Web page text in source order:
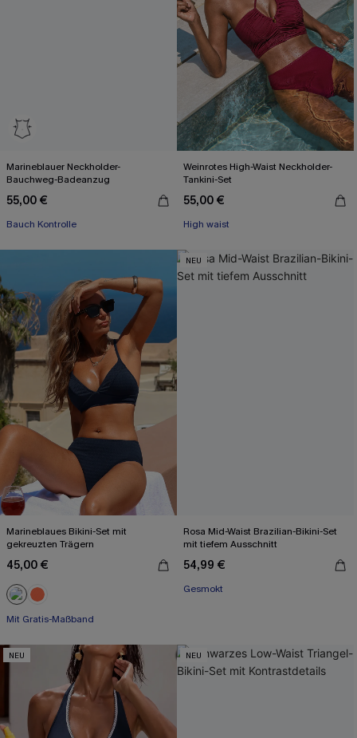
Marineblauer Neckholder-
Bauchweg-Badeanzug
55,00 €
Bauch Kontrolle
Weinrotes High-Waist Neckholder-
Tankini-Set
55,00 €
High waist
Marineblaues Bikini-Set mit
gekreuzten Trägern
45,00 €
Mit Gratis-Maßband
NEU
Rosa Mid-Waist Brazilian-Bikini-Set
mit tiefem Ausschnitt
54,99 €
Gesmokt
NEU NEU